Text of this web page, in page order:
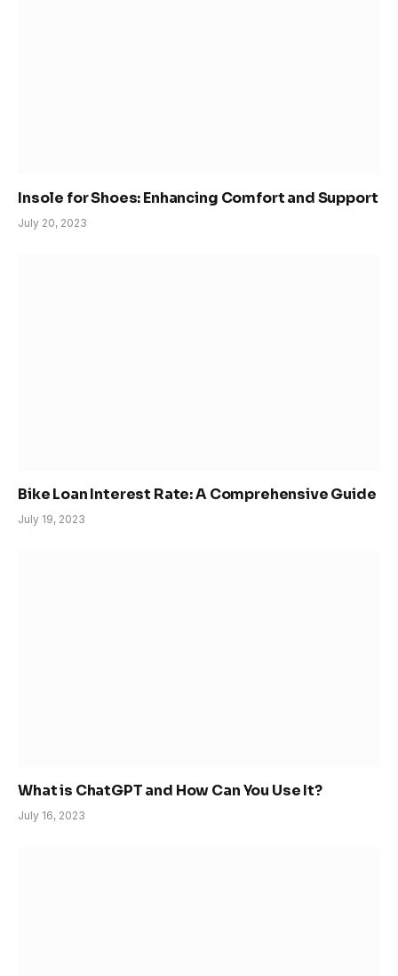
Insole for Shoes: Enhancing Comfort and Support
July 20, 2023
Bike Loan Interest Rate: A Comprehensive Guide
July 19, 2023
What is ChatGPT and How Can You Use It?
July 16, 2023